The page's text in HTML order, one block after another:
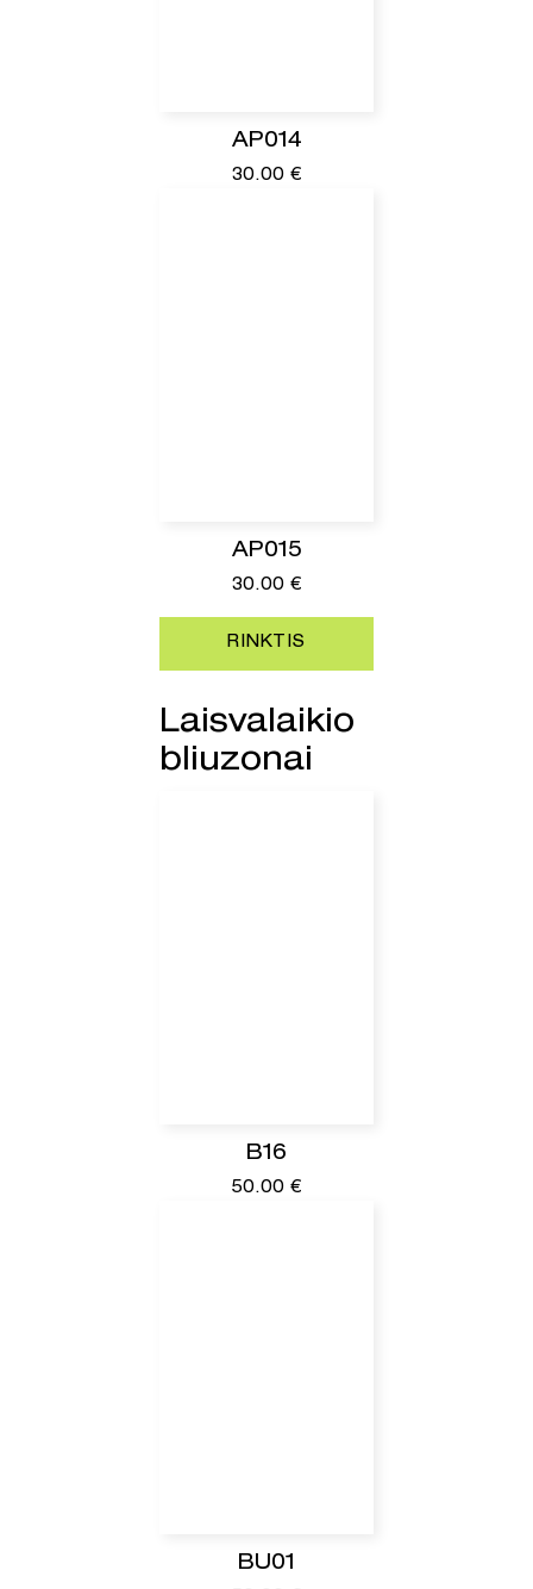
AP014
30.00 €
AP015
30.00 €
RINKTIS
Laisvalaikio
bliuzonai
B16
50.00 €
BU01